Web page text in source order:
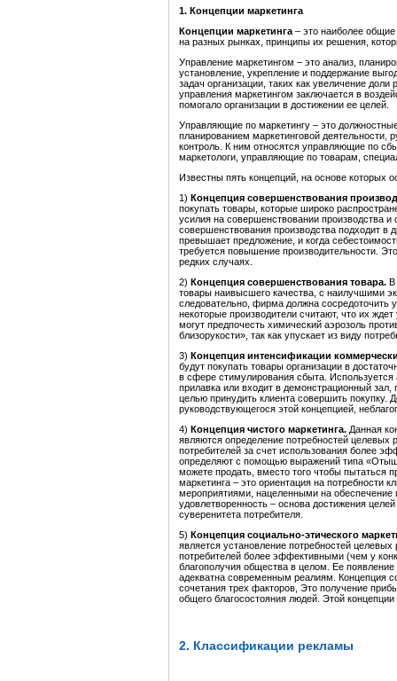
1. Концепции маркетинга
Концепции маркетинга – это наиболее
на разных рынках, принципы их решения,
Управление маркетингом – это анализ,
установление, укрепление и поддержание
задач организации, таких как увеличение
управления маркетингом заключается в
помогало организации в достижении ее целей.
Управляющие по маркетингу – это
планированием маркетинговой деятельности,
контроль. К ним относятся управляющие по
маркетологи, управляющие по товарам,
Известны пять концепций, на основе которых
1) Концепция совершенствования
покупать товары, которые широко
усилия на совершенствовании производства
совершенствования производства подходит в
превышает предложение, и когда
требуется повышение производительности. Это
редких случаях.
2) Концепция совершенствования товара. В
товары наивысшего качества, с наилучшими
следовательно, фирма должна сосредоточить
некоторые производители считают, что их
могут предпочесть химический аэрозоль
близорукости», так как упускает из виду
3) Концепция интенсификации
будут покупать товары организации в
в сфере стимулирования сбыта. Используется
прилавка или входит в демонстрационный зал,
целью принудить клиента совершить покупку.
руководствующегося этой концепцией,
4) Концепция чистого маркетинга. Данная
являются определение потребностей целевых
потребителей за счет использования более
определяют с помощью выражений типа
можете продать, вместо того чтобы пытаться
маркетинга – это ориентация на потребности
мероприятиями, нацеленными на обеспечение
удовлетворенность – основа достижения
суверенитета потребителя.
5) Концепция социально-этического
является установление потребностей
потребителей более эффективными (чем у
благополучия общества в целом. Ее
адекватна современным реалиям. Концепция
сочетания трех факторов, Это получение
общего благосостояния людей. Этой
2. Классификации рекламы